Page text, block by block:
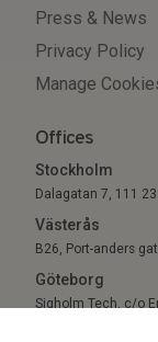
Press & News
Privacy Policy
Manage
Offices
Stockholm
Dalagatan 7, 111
Västerås
B26, Port-anders
Göteborg
Sigholm Tech, c/o